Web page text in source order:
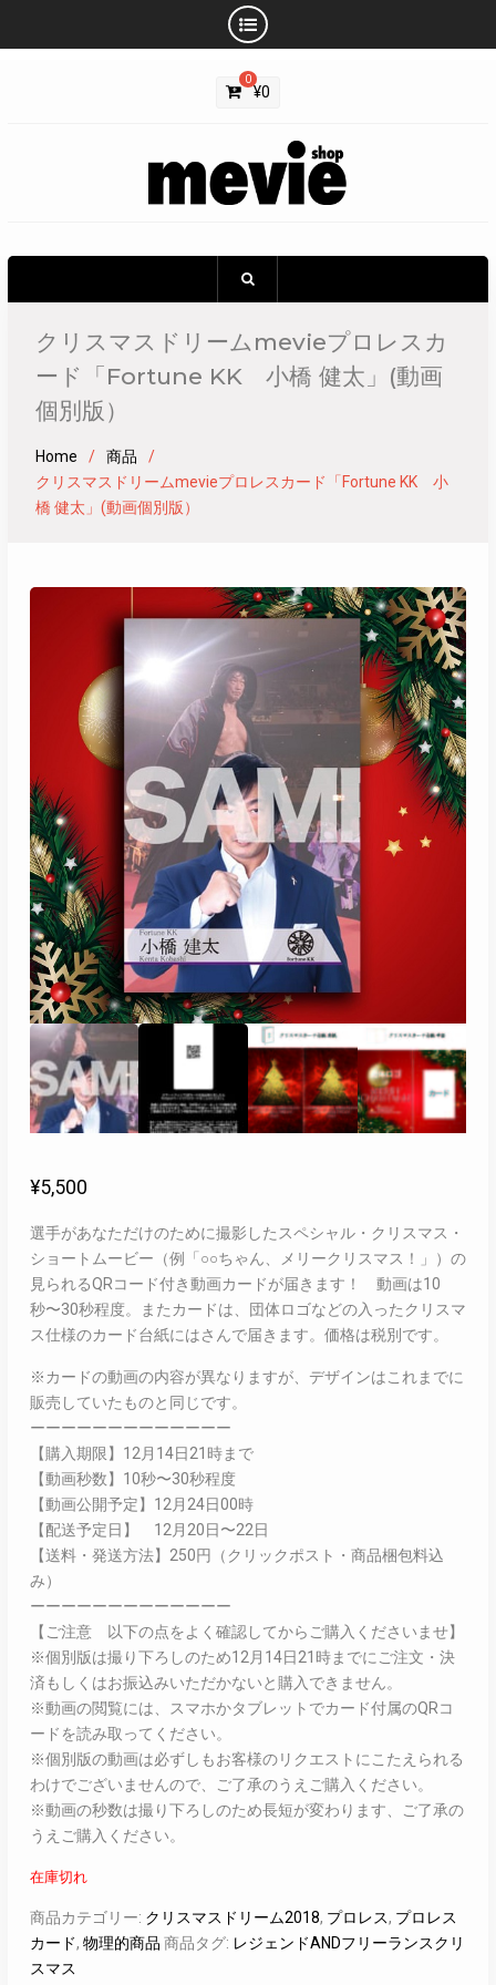
0
¥0
クリスマスドリームmevieプロレスカ
ード「Fortune KK 小橋 健太」(動画
個別版）
Home
商品
クリスマスドリームmevieプロレスカード「Fortune KK 小
橋 健太」(動画個別版）
¥5,500
選手があなただけのために撮影したスペシャル・クリスマス・
ショートムービー（例「○○ちゃん、メリークリスマス！」）の
見られるQRコード付き動画カードが届きます！ 動画は10
秒〜30秒程度。またカードは、団体ロゴなどの入ったクリスマ
ス仕様のカード台紙にはさんで届きます。価格は税別です。
※カードの動画の内容が異なりますが、デザインはこれまでに
販売していたものと同じです。
ーーーーーーーーーーーーー
【購入期限】12月14日21時まで
【動画秒数】10秒〜30秒程度
【動画公開予定】12月24日00時
【配送予定日】 12月20日〜22日
【送料・発送方法】250円（クリックポスト・商品梱包料込
み）
ーーーーーーーーーーーーー
【ご注意 以下の点をよく確認してからご購入くださいませ】
※個別版は撮り下ろしのため12月14日21時までにご注文・決
済もしくはお振込みいただかないと購入できません。
※動画の閲覧には、スマホかタブレットでカード付属のQRコ
ードを読み取ってください。
※個別版の動画は必ずしもお客様のリクエストにこたえられる
わけでございませんので、ご了承のうえご購入ください。
※動画の秒数は撮り下ろしのため長短が変わります、ご了承の
うえご購入ください。
在庫切れ
商品カテゴリー: クリスマスドリーム2018, プロレス, プロレス
カード, 物理的商品 商品タグ: レジェンドANDフリーランスクリ
スマス